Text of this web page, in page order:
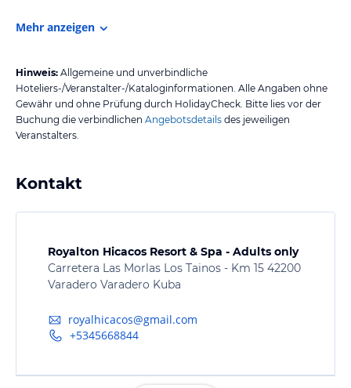
Mehr anzeigen
Hinweis: Allgemeine und unverbindliche
Hoteliers-/Veranstalter-/Kataloginformationen. Alle Angaben ohne
Gewähr und ohne Prüfung durch HolidayCheck. Bitte lies vor der
Buchung die verbindlichen Angebotsdetails des jeweiligen
Veranstalters.
Kontakt
Royalton Hicacos Resort & Spa - Adults only
Carretera Las Morlas Los Tainos - Km 15 42200
Varadero Varadero Kuba
royalhicacos@gmail.com
+5345668844